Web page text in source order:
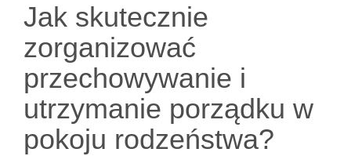
Jak skutecznie
zorganizować
przechowywanie i
utrzymanie porządku w
pokoju rodzeństwa?